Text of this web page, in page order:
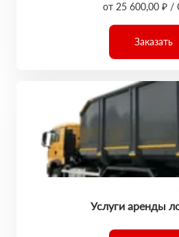
от 25 600,00 ₽ /
Заказать
Услуги аренды